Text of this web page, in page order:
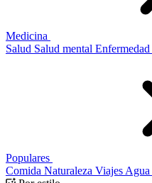
Medicina
Salud Salud mental Enfermedad
Populares
Comida Naturaleza Viajes Agua